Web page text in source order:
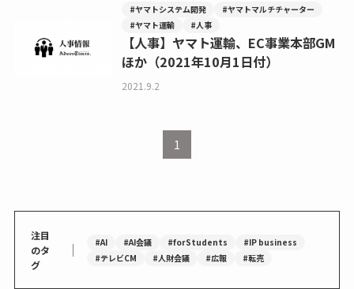
#ヤマトシステム開発
#ヤマトマルチチャーター
#ヤマト運輸
#人事
【人事】ヤマト運輸、EC事業本部GM
ほか（2021年10月1日付）
2021.9.2
1
注目
のタ
グ
｜ #AI #AI会議 #forStudents
#IP business
#テレビCM
#人財会議 #広報 #転売